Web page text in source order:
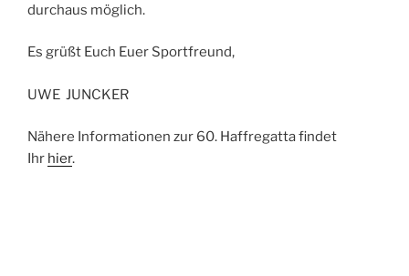
durchaus möglich.
Es grüßt Euch Euer Sportfreund,
UWE JUNCKER
Nähere Informationen zur 60. Haffregatta findet
Ihr hier.